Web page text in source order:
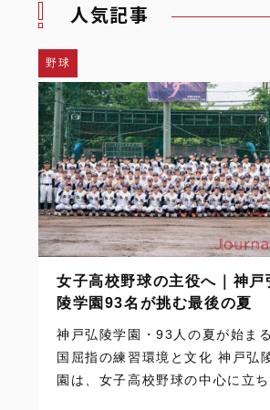
人気記事
野球
女子高校野球の主役へ｜神戸
陵学園93名が挑む最後の夏
神戸弘陵学園・93人の夏が始ま
国屈指の練習環境と文化 神戸弘
園は、女子高校野球の中心に立ち